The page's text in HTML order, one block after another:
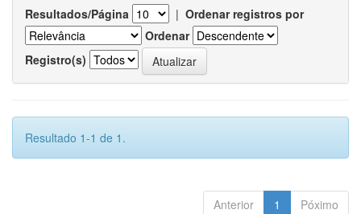
Resultados/Página | Ordenar registros por
Ordenar
Registro(s)
Resultado 1-1 de 1.
Anterior 1 Póximo